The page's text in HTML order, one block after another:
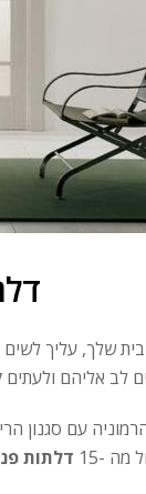
שלך, עליך
לב אליהם ולעתים
עם סגנון
מה -15
דלתות